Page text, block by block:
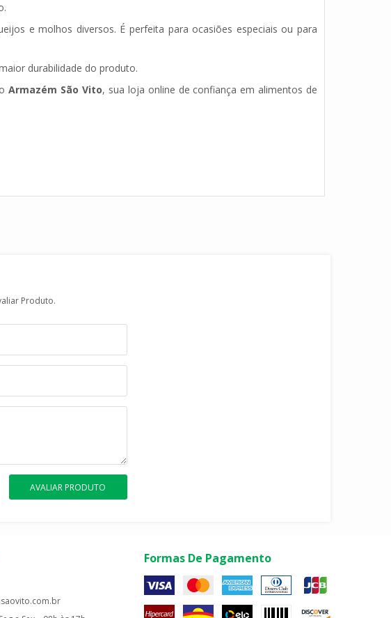
e molhos diversos. É perfeita para ocasiões especiais ou para
durabilidade do produto.
Armazém São Vito, sua loja online de confiança em alimentos de
Produto.
AVALIAR PRODUTO
Formas De Pagamento